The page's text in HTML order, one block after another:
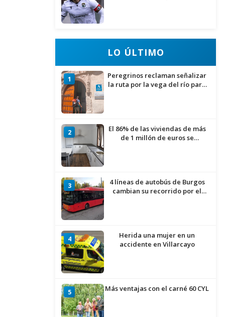
LO ÚLTIMO
1
Peregrinos reclaman señalizar
la ruta por la vega del río para
2
El 86% de las viviendas de más
de 1 millón de euros se
3
4 líneas de autobús de Burgos
cambian su recorrido por el
4
Herida una mujer en un
accidente en Villarcayo
5 Más ventajas con el carné 60 CYL